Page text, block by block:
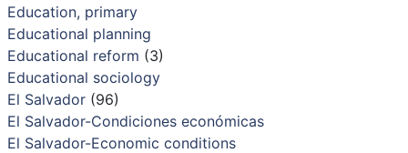
Education, primary
Educational planning
Educational reform (3)
Educational sociology
El Salvador(96)
El Salvador-Condiciones económicas
El Salvador-Economic conditions